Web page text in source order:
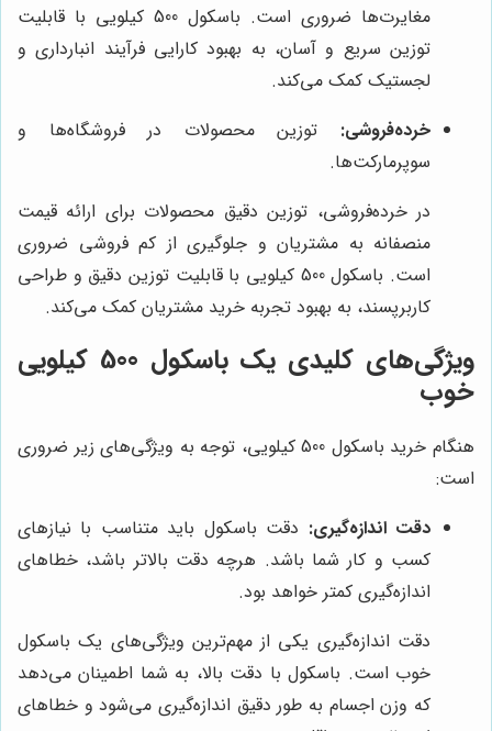
مغایرت‌ها ضروری است. باسکول 500 کیلویی با قابلیت
توزین سریع و آسان، به بهبود کارایی فرآیند انبارداری و
لجستیک کمک می‌کند.
خرده‌فروشی: توزین محصولات در فروشگاه‌ها و
سوپرمارکت‌ها.
در خرده‌فروشی، توزین دقیق محصولات برای ارائه قیمت
منصفانه به مشتریان و جلوگیری از کم فروشی ضروری
است. باسکول 500 کیلویی با قابلیت توزین دقیق و طراحی
کاربرپسند، به بهبود تجربه خرید مشتریان کمک می‌کند.
ویژگی‌های کلیدی یک باسکول 500 کیلویی
خوب
هنگام خرید باسکول 500 کیلویی، توجه به ویژگی‌های زیر ضروری
است:
دقت اندازه‌گیری: دقت باسکول باید متناسب با نیازهای
کسب و کار شما باشد. هرچه دقت بالاتر باشد، خطاهای
اندازه‌گیری کمتر خواهد بود.
دقت اندازه‌گیری یکی از مهم‌ترین ویژگی‌های یک باسکول
خوب است. باسکول با دقت بالا، به شما اطمینان می‌دهد
که وزن اجسام به طور دقیق اندازه‌گیری می‌شود و خطاهای